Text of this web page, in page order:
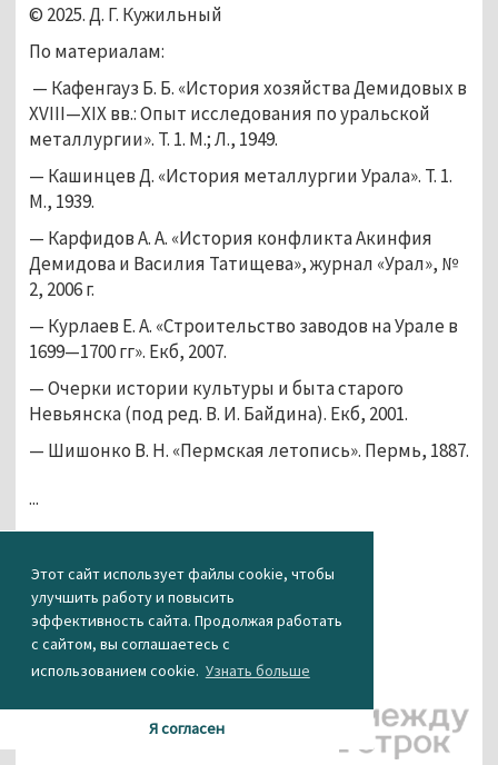
Этот сайт использует файлы cookie, чтобы
улучшить работу и повысить
эффективность сайта. Продолжая работать
с сайтом, вы соглашаетесь с
использованием cookie. Узнать больше
Я согласен
© 2025. Д. Г. Кужильный
По материалам:
— Кафенгауз Б. Б. «История хозяйства Демидовых в
XVIII—XIX вв.: Опыт исследования по уральской
металлургии». Т. 1. М.; Л., 1949.
— Кашинцев Д. «История металлургии Урала». Т. 1.
М., 1939.
— Карфидов А. А. «История конфликта Акинфия
Демидова и Василия Татищева», журнал «Урал», №
2, 2006 г.
— Курлаев Е. А. «Строительство заводов на Урале в
1699—1700 гг». Екб, 2007.
— Очерки истории культуры и быта старого
Невьянска (под ред. В. И. Байдина). Екб, 2001.
— Шишонко В. Н. «Пермская летопись». Пермь, 1887.
...